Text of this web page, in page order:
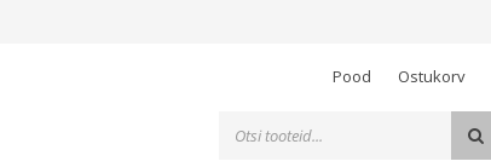
Pood Ostukorv